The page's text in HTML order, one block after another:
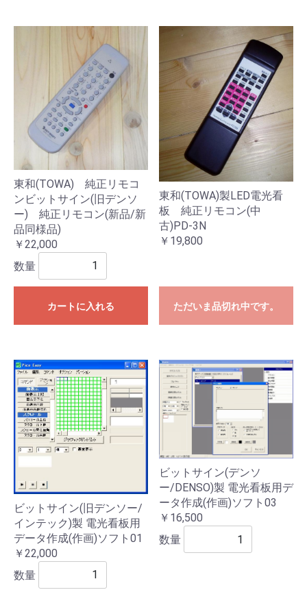
東和(TOWA) 純正リモコ
ンビットサイン(旧デンソ
ー) 純正リモコン(新品/新
品同様品)
￥22,000
数量
カートに入れる
東和(TOWA)製LED電光看
板 純正リモコン(中
古)PD-3N
￥19,800
ただいま品切れ中です。
ビットサイン(旧デンソー/
インテック)製 電光看板用
データ作成(作画)ソフト01
￥22,000
数量
ビットサイン(デンソ
ー/DENSO)製 電光看板用デ
ータ作成(作画)ソフト03
￥16,500
数量